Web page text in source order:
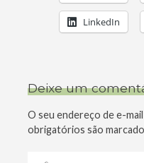
LinkedIn
Deixe um
O seu endereço de e-
obrigatórios são